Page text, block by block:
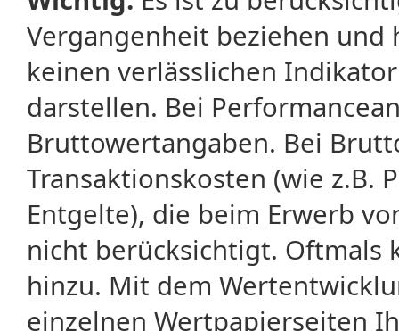
Vergangenheit beziehen
keinen verlässlichen
darstellen. Bei
Bruttowertangaben. Bei
Transaktionskosten (wie z.B.
Entgelte), die beim Erwerb
nicht berücksichtigt. Oftmals
hinzu. Mit dem
einzelnen Wertpapierseiten